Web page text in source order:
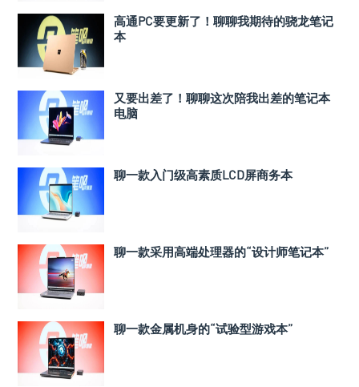
高通PC要更新了！聊聊我期待的骁龙笔记
本
又要出差了！聊聊这次陪我出差的笔记本
电脑
聊一款入门级高素质LCD屏商务本
聊一款采用高端处理器的“设计师笔记本”
聊一款金属机身的“试验型游戏本”